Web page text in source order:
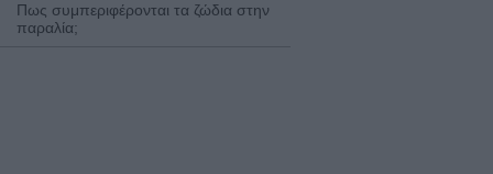
Πως συμπεριφέρονται τα ζώδια στην
παραλία;